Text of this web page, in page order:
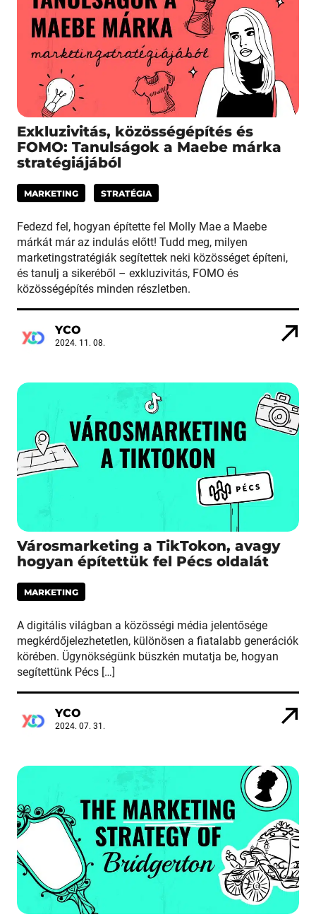
Exkluzivitás, közösségépítés és
FOMO: Tanulságok a Maebe márka
stratégiájából
MARKETING STRATÉGIA
Fedezd fel, hogyan építette fel Molly Mae a Maebe
márkát már az indulás előtt! Tudd meg, milyen
marketingstratégiák segítettek neki közösséget építeni,
és tanulj a sikeréből – exkluzivitás, FOMO és
közösségépítés minden részletben.
YCO
2024. 11. 08.
Városmarketing a TikTokon, avagy
hogyan építettük fel Pécs oldalát
MARKETING
A digitális világban a közösségi média jelentősége
megkérdőjelezhetetlen, különösen a fiatalabb generációk
körében. Ügynökségünk büszkén mutatja be, hogyan
segítettünk Pécs […]
YCO
2024. 07. 31.